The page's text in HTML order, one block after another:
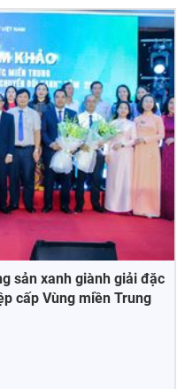
sản xanh giành giải đặc
cấp Vùng miền Trung